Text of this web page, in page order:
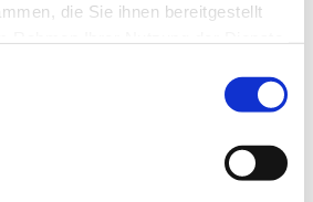
die Sie ihnen bereitgestellt
Anfrage. Weitere
finden Sie in unserer